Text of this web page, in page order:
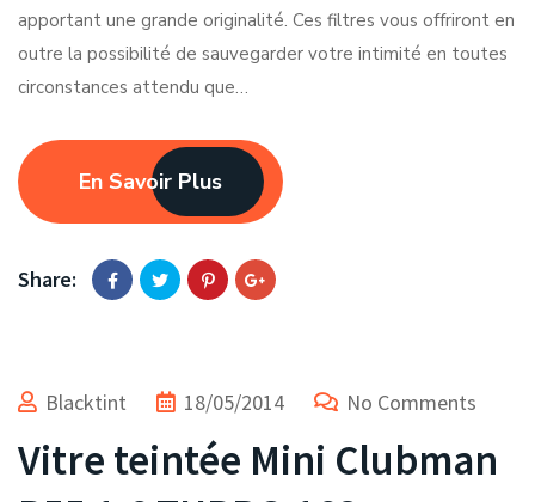
apportant une grande originalité. Ces filtres vous offriront en
outre la possibilité de sauvegarder votre intimité en toutes
circonstances attendu que…
En Savoir Plus
Share:
Blacktint 18/05/2014 No Comments
Vitre teintée Mini Clubman